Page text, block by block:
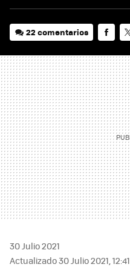
22 comentarios
30 Julio 2021
Actualizado 30 Julio 2021, 12:41